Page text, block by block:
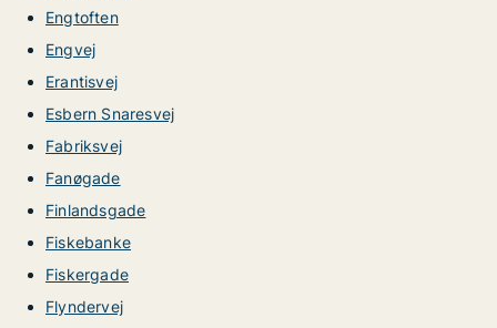
Engtoften
Engvej
Erantisvej
Esbern Snaresvej
Fabriksvej
Fanøgade
Finlandsgade
Fiskebanke
Fiskergade
Flyndervej